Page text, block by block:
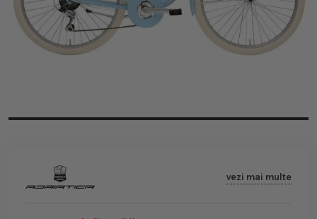
vezi mai multe